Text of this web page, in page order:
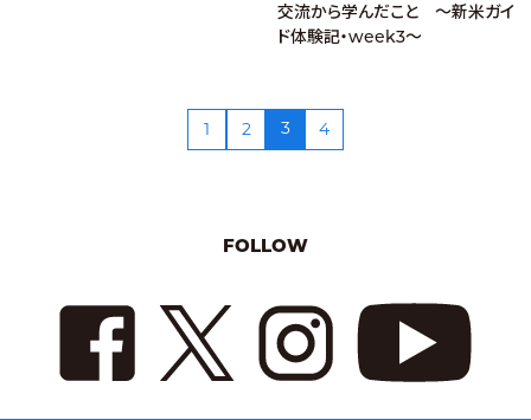
交流から学んだこと ～新米ガイ
ド体験記・week3～
1 2 3 4
FOLLOW